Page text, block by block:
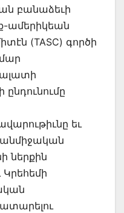
բանաձեւի
ամերիկեան
(TASC) գործի
եւ
անմիջական
ներքին